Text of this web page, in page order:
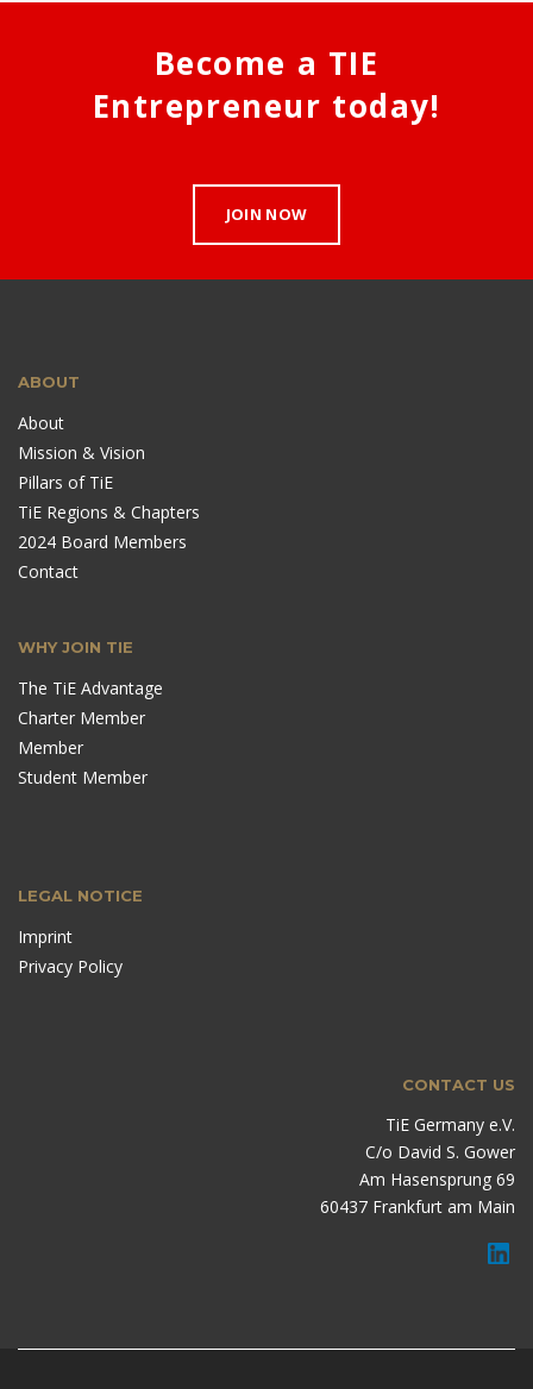
Become a TIE
Entrepreneur today!
JOIN NOW
ABOUT
About
Mission & Vision
Pillars of TiE
TiE Regions & Chapters
2024 Board Members
Contact
WHY JOIN TIE
The TiE Advantage
Charter Member
Member
Student Member
LEGAL NOTICE
Imprint
Privacy Policy
CONTACT US
TiE Germany e.V.
C/o David S. Gower
Am Hasensprung 69
60437 Frankfurt am Main